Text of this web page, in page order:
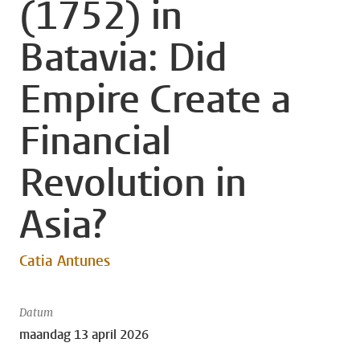
(1752) in
Batavia: Did
Empire Create a
Financial
Revolution in
Asia?
Catia Antunes
Datum
maandag 13 april 2026